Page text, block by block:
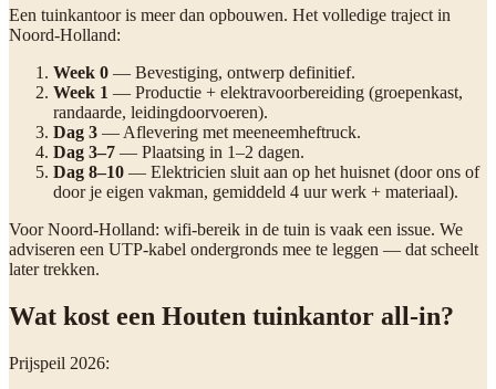
Een tuinkantoor is meer dan opbouwen. Het volledige traject in
Noord-Holland:
Week 0 — Bevestiging, ontwerp definitief.
Week 1 — Productie + elektravoorbereiding (groepenkast,
randaarde, leidingdoorvoeren).
Dag 3 — Aflevering met meeneemheftruck.
Dag 3–7 — Plaatsing in 1–2 dagen.
Dag 8–10 — Elektricien sluit aan op het huisnet (door ons of
door je eigen vakman, gemiddeld 4 uur werk + materiaal).
Voor Noord-Holland: wifi-bereik in de tuin is vaak een issue. We
adviseren een UTP-kabel ondergronds mee te leggen — dat scheelt
later trekken.
Wat kost een Houten tuinkantor all-in?
Prijspeil 2026: